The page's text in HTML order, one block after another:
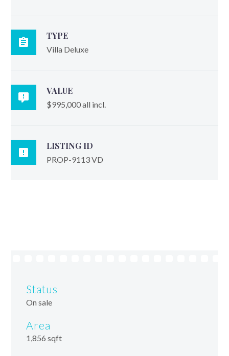

TYPE
Villa Deluxe

VALUE
$995,000 all incl.

LISTING ID
PROP-9113 VD
Status
On sale
Area
1,856 sqft